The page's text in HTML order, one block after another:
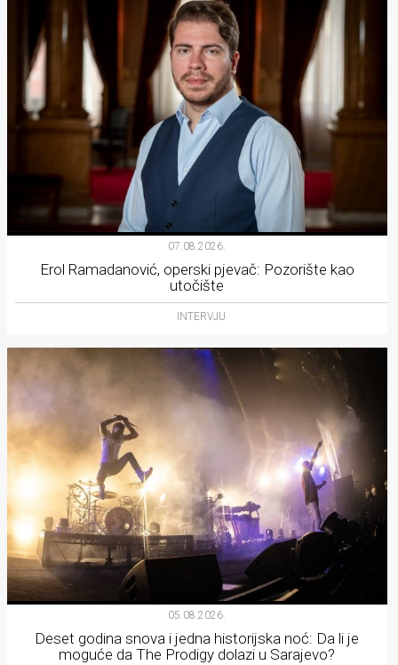
07.08.2026.
Erol Ramadanović, operski pjevač: Pozorište kao
utočište
INTERVJU
05.08.2026.
Deset godina snova i jedna historijska noć: Da li je
moguće da The Prodigy dolazi u Sarajevo?